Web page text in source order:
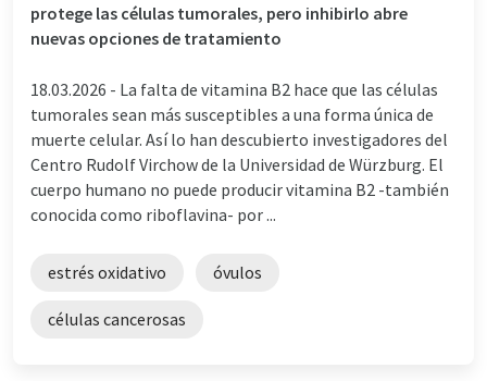
protege las células tumorales, pero inhibirlo abre
nuevas opciones de tratamiento
18.03.2026 - La falta de vitamina B2 hace que las células
tumorales sean más susceptibles a una forma única de
muerte celular. Así lo han descubierto investigadores del
Centro Rudolf Virchow de la Universidad de Würzburg. El
cuerpo humano no puede producir vitamina B2 -también
conocida como riboflavina- por ...
estrés oxidativo óvulos
células cancerosas